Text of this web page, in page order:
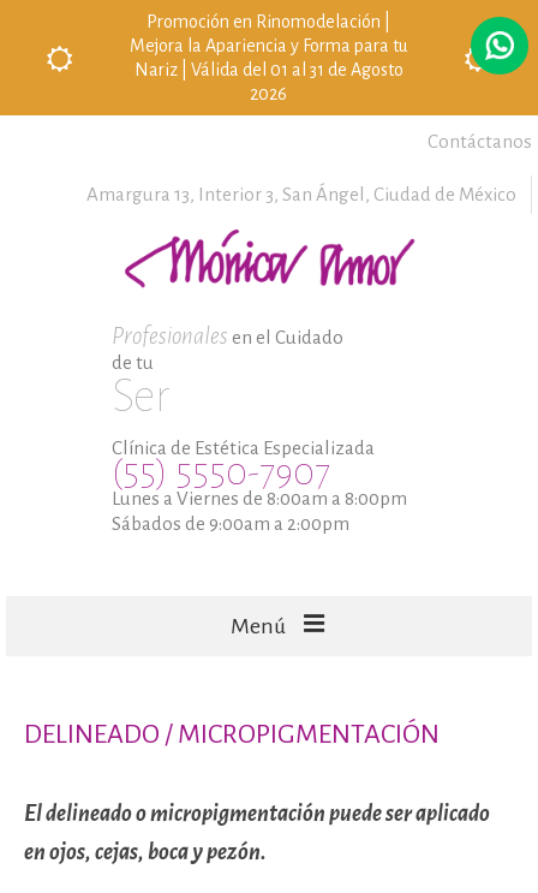
Promoción en Rinomodelación |
Mejora la Apariencia y Forma para tu
Nariz | Válida del 01 al 31 de Agosto
2026
Contáctanos
Amargura 13, Interior 3, San Ángel, Ciudad de México
Profesionales en el Cuidado
de tu
Ser
Clínica de Estética Especializada
(55) 5550-7907
Lunes a Viernes de 8:00am a 8:00pm
Sábados de 9:00am a 2:00pm
Menú
CORPORALES
TECNOLOGÍA
DELINEADO / MICROPIGMENTACIÓN
El delineado o micropigmentación puede ser aplicado
en ojos, cejas, boca y pezón.